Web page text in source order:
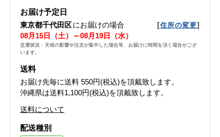
お届け予定日
東京都千代田区にお届けの場合 [住所の変更]
08月15日（土）～08月19日（水）
交通状況・天候の影響や注文が集中した場合等、お届けに時間を頂く場合がござ
います。
送料
お届け先毎に送料 550円(税込)を頂戴致します。
沖縄県は送料1,100円(税込)を頂戴致します。
送料について
配送種別